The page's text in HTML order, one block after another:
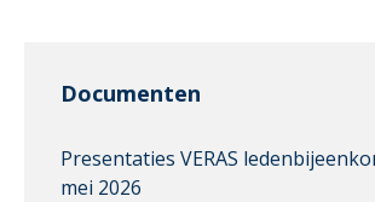
Documenten
Presentaties VERAS
mei 2026